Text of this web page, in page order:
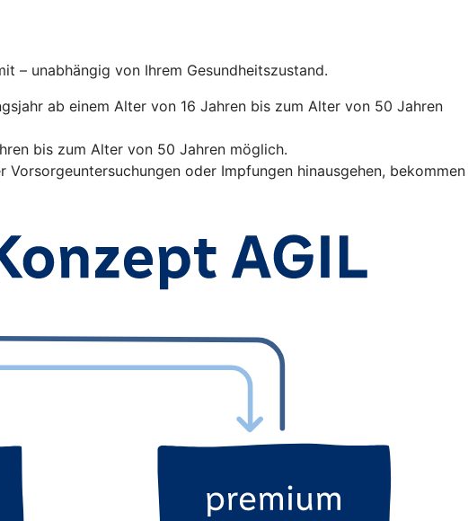
– unabhängig von Ihrem Gesundheitszustand.
ab einem Alter von 16 Jahren bis zum Alter von 50 Jahren
bis zum Alter von 50 Jahren möglich.
oder Impfungen hinausgehen, bekommen